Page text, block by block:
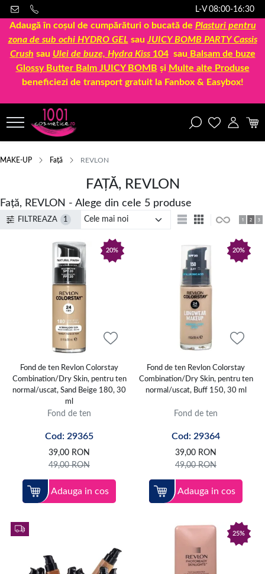
L-V 08:00-16:30
Adaugă în coșul de cumpărături o bucată de Plasturi pentru
zona de sub ochi HYDRO GEL sau JUICY BOMB PARTY Cassis
Crush sau Ulei de buze, Hydra Kiss 104sau Balsam de buze
Glossy Butter Balm JUICY BOMB și Multe alte Produse
beneficiezi de transport gratuit la Fanbox & Easybox!
MAKE-UP Față REVLON
FAȚĂ, REVLON
Față, REVLON - Alege din cele 5 produse
FILTREAZA 1
20%
Fond de ten Revlon Colorstay
Combination/Dry Skin, pentru ten
normal/uscat, Sand Beige 180, 30
ml
Fond de ten
Cod: 29365
39,00 RON
49,00RON
Adauga in cos
20%
Fond de ten Revlon Colorstay
Combination/Dry Skin, pentru ten
normal/uscat, Buff 150, 30 ml
Fond de ten
Cod: 29364
39,00 RON
49,00RON
Adauga in cos
25%